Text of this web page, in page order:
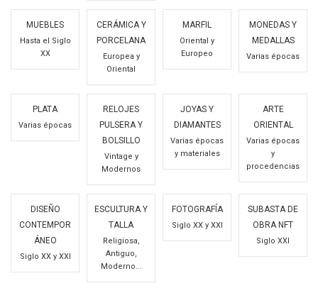
MUEBLES
Hasta el Siglo
XX
CERÁMICA Y
PORCELANA
Europea y
Oriental
MARFIL
Oriental y
Europeo
MONEDAS Y
MEDALLAS
Varias épocas
PLATA
Varias épocas
RELOJES
PULSERA Y
BOLSILLO
Vintage y
Modernos
JOYAS Y
DIAMANTES
Varias épocas
y materiales
ARTE
ORIENTAL
Varias épocas
y
procedencias
DISEÑO
CONTEMPOR
ÁNEO
Siglo XX y XXI
ESCULTURA Y
TALLA
Religiosa,
Antiguo,
Moderno...
FOTOGRAFÍA
Siglo XX y XXI
SUBASTA DE
OBRA NFT
Siglo XXI